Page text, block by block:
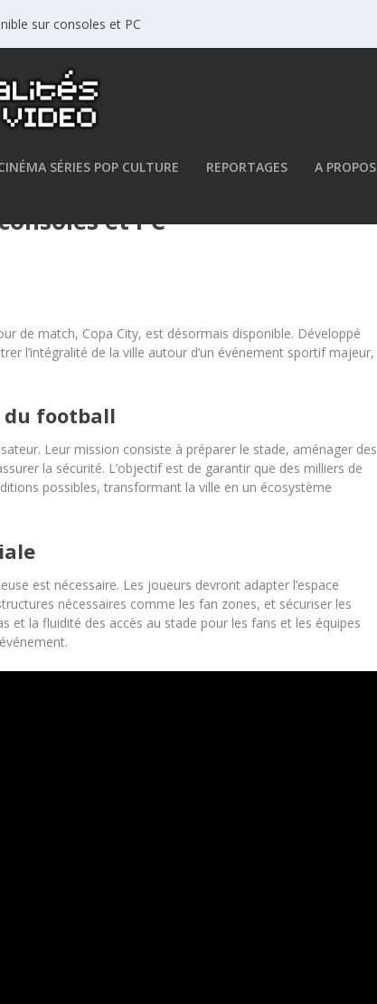
sur consoles et PC
SÉRIES POP CULTURE REPORTAGES A PROPOS
et PC
de match, Copa City, est désormais disponible. Développé
l’intégralité de la ville autour d’un événement sportif majeur,
du football
Leur mission consiste à préparer le stade, aménager des
la sécurité. L’objectif est de garantir que des milliers de
possibles, transformant la ville en un écosystème
est nécessaire. Les joueurs devront adapter l’espace
nécessaires comme les fan zones, et sécuriser les
et la fluidité des accès au stade pour les fans et les équipes